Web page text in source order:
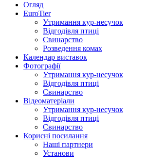
Огляд
EuroTier
Утримання кур-несучок
Відгодівля птиці
Свинарство
Розведення комах
Календар виставок
Фотографії
Утримання кур-несучок
Відгодівля птиці
Свинарство
Відеоматеріали
Утримання кур-несучок
Відгодівля птиці
Свинарство
Корисні посилання
Наші партнери
Установи